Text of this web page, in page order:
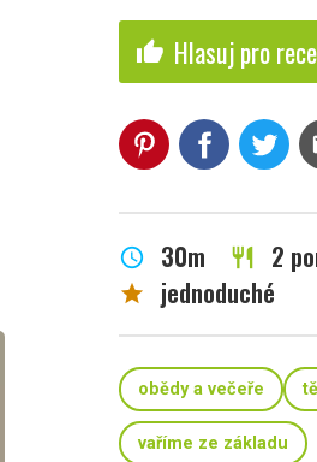
thumb_up Hlasuj pro
schedule 30m restaurant 2
star jednoduché
obědy a večeře
vaříme ze základu